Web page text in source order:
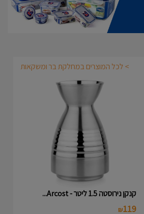
> לכל המוצרים במחלקת בר ומשקאות
קנקן נירוסטה 1.5 ליטר - Arcost...
119
₪